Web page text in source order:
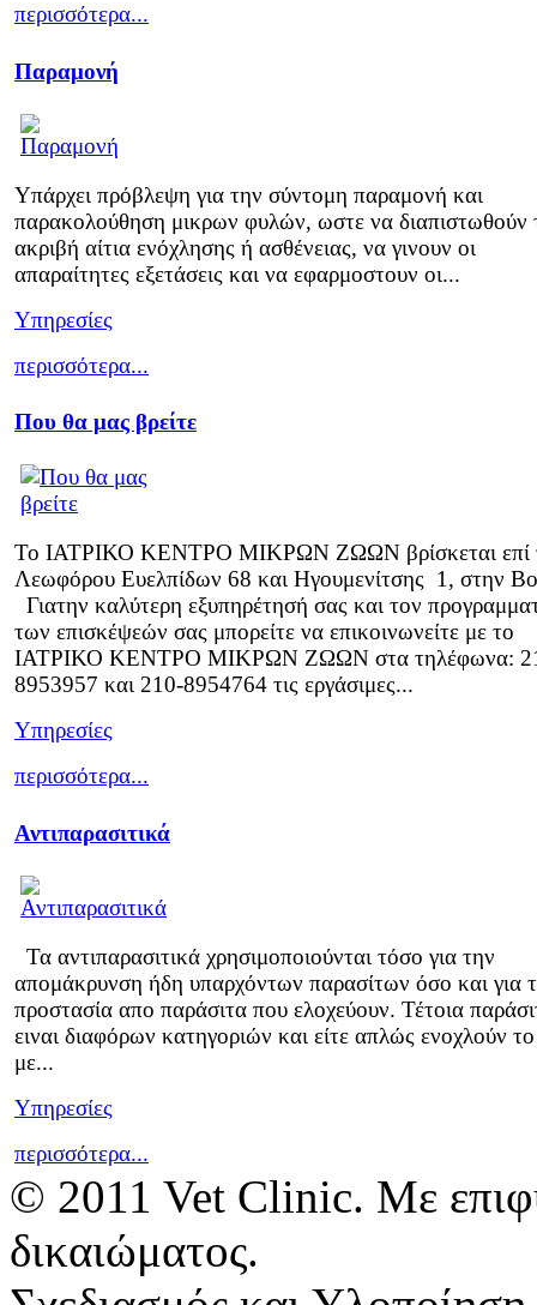
περισσότερα...
Παραμονή
Υπάρχει πρόβλεψη για την σύντομη παραμονή και
παρακολούθηση μικρων φυλών, ωστε να διαπιστωθούν
ακριβή αίτια ενόχλησης ή ασθένειας, να γινουν οι
απαραίτητες εξετάσεις και να εφαρμοστουν οι...
Υπηρεσίες
περισσότερα...
Που θα μας βρείτε
Το ΙΑΤΡΙΚΟ ΚΕΝΤΡΟ ΜΙΚΡΩΝ ΖΩΩΝ βρίσκεται επί
Λεωφόρου Ευελπίδων 68 και Ηγουμενίτσης 1, στην
Γιατην καλύτερη εξυπηρέτησή σας και τον
των επισκέψεών σας μπορείτε να επικοινωνείτε με το
ΙΑΤΡΙΚΟ ΚΕΝΤΡΟ ΜΙΚΡΩΝ ΖΩΩΝ στα τηλέφωνα:
8953957 και 210-8954764 τις εργάσιμες...
Υπηρεσίες
περισσότερα...
Αντιπαρασιτικά
Τα αντιπαρασιτικά χρησιμοποιούνται τόσο για την
απομάκρυνση ήδη υπαρχόντων παρασίτων όσο και για
προστασία απο παράσιτα που ελοχεύουν. Τέτοια
ειναι διαφόρων κατηγοριών και είτε απλώς ενοχλούν
με...
Υπηρεσίες
περισσότερα...
© 2011 Vet Clinic. Με
δικαιώματος.